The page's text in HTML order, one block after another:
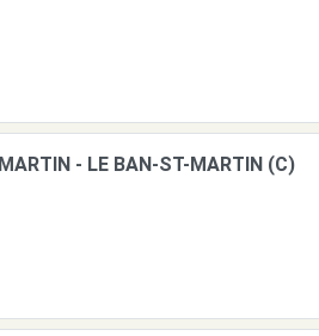
- LE BAN-ST-MARTIN (C)